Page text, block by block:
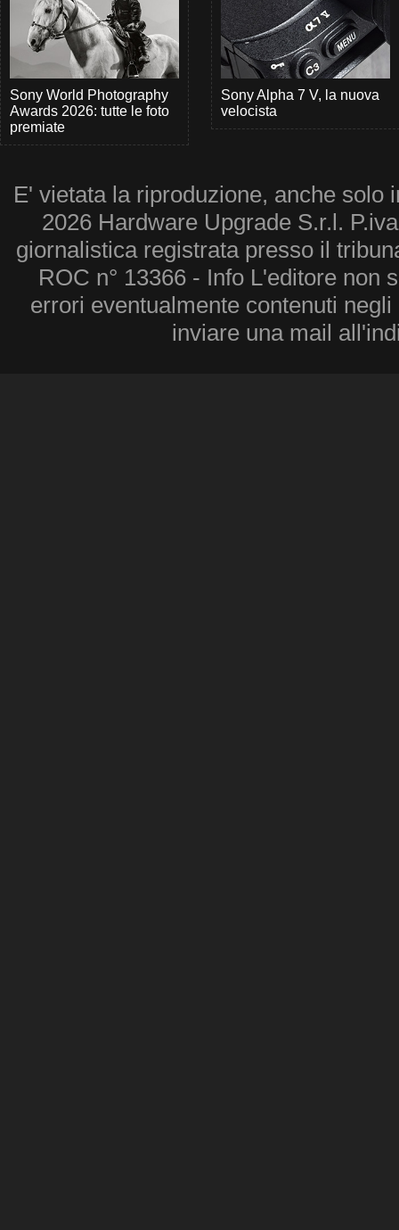
Sony World Photography
Awards 2026: tutte le foto
premiate
Sony Alpha 7 V, la nuova
velocista
E' vietata la riproduzione, anche solo
2026 Hardware Upgrade S.r.l.
giornalistica registrata presso il
ROC n° 13366 - Info L'editore non
errori eventualmente contenuti
inviare una mail